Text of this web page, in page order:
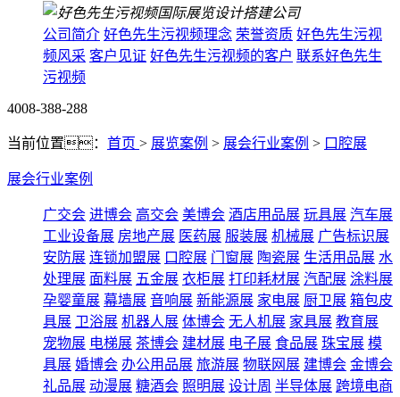
公司简介 好色先生污视频理念 荣誉资质 好色先生污视
频风采 客户见证 好色先生污视频的客户 联系好色先生
污视频
4008-388-288
当前位置： 首页 > 展览案例 > 展会行业案例 > 口腔展
展会行业案例
广交会 进博会 高交会 美博会 酒店用品展 玩具展 汽车展
工业设备展 房地产展 医药展 服装展 机械展 广告标识展
安防展 连锁加盟展 口腔展 门窗展 陶瓷展 生活用品展 水
处理展 面料展 五金展 衣柜展 打印耗材展 汽配展 涂料展
孕婴童展 幕墙展 音响展 新能源展 家电展 厨卫展 箱包皮
具展 卫浴展 机器人展 体博会 无人机展 家具展 教育展
宠物展 电梯展 茶博会 建材展 电子展 食品展 珠宝展 模
具展 婚博会 办公用品展 旅游展 物联网展 建博会 金博会
礼品展 动漫展 糖酒会 照明展 设计周 半导体展 跨境电商